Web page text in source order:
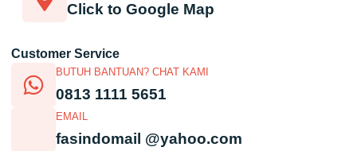
Click to Google Map
Customer Service
BUTUH BANTUAN? CHAT KAMI
0813 1111 5651
EMAIL
fasindomail @yahoo.com